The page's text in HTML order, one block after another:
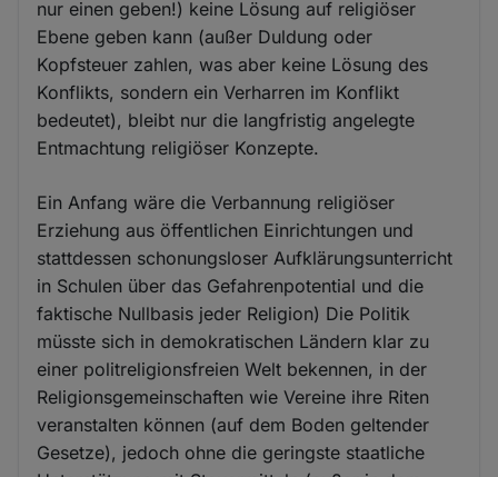
nur einen geben!) keine Lösung auf religiöser
Ebene geben kann (außer Duldung oder
Kopfsteuer zahlen, was aber keine Lösung des
Konflikts, sondern ein Verharren im Konflikt
bedeutet), bleibt nur die langfristig angelegte
Entmachtung religiöser Konzepte.
Ein Anfang wäre die Verbannung religiöser
Erziehung aus öffentlichen Einrichtungen und
stattdessen schonungsloser Aufklärungsunterricht
in Schulen über das Gefahrenpotential und die
faktische Nullbasis jeder Religion) Die Politik
müsste sich in demokratischen Ländern klar zu
einer politreligionsfreien Welt bekennen, in der
Religionsgemeinschaften wie Vereine ihre Riten
veranstalten können (auf dem Boden geltender
Gesetze), jedoch ohne die geringste staatliche